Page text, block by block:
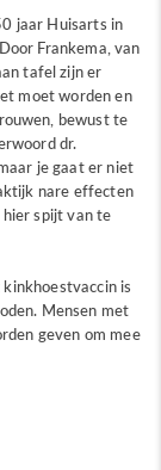
jaar Huisarts in
Frankema, van
tafel zijn er
moet worden en
bewust te
dr.
je gaat er niet
nare effecten
spijt van te
kinkhoestvaccin is
Mensen met
geven om mee